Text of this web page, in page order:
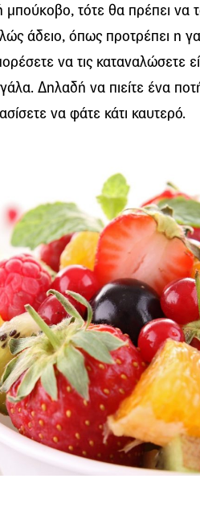
μπούκοβο, τότε θα πρέπει να
άδειο, όπως προτρέπει η
να τις καταναλώσετε
Δηλαδή να πιείτε ένα
να φάτε κάτι καυτερό.